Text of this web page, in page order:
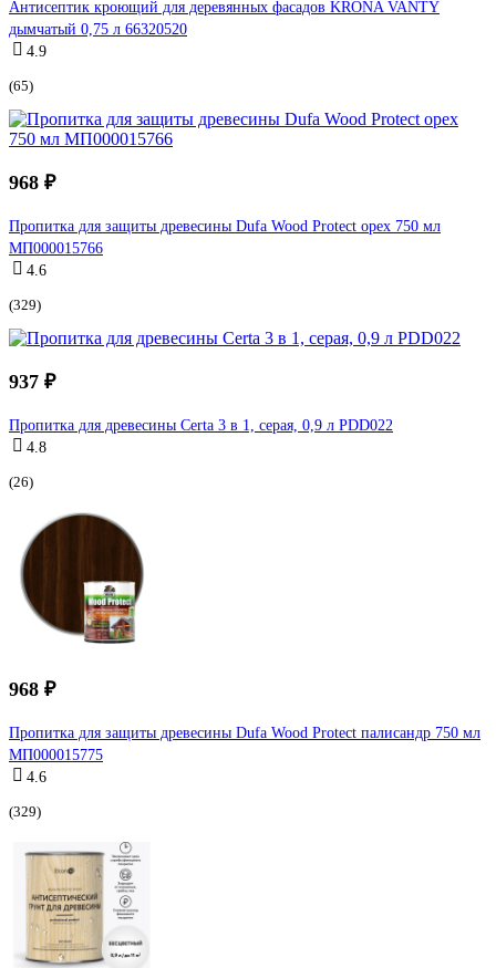
Антисептик кроющий для деревянных фасадов KRONA VANTY
дымчатый 0,75 л 66320520
4.9
(65)
968 ₽
Пропитка для защиты древесины Dufa Wood Protect орех 750 мл
МП000015766
4.6
(329)
937 ₽
Пропитка для древесины Certa 3 в 1, серая, 0,9 л PDD022
4.8
(26)
968 ₽
Пропитка для защиты древесины Dufa Wood Protect палисандр 750 мл
МП000015775
4.6
(329)